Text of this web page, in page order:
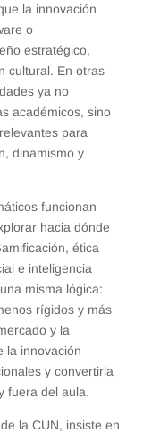
la innovación
o
estratégico,
cultural. En otras
ya no
académicos, sino
para
dinamismo y
funcionan
hacia dónde
ética
e inteligencia
misma lógica:
rígidos y más
y la
la innovación
y convertirla
fuera del aula.
la CUN, insiste en